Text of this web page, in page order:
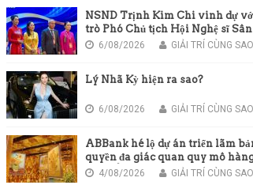
NSND Trịnh Kim Chi vinh dự
trò Phó Chủ tịch Hội Nghệ sĩ
Việt Nam
6/08/2026 GIẢI TRÍ CÙNG SAO
Lý Nhã Kỳ hiện ra sao?
6/08/2026 GIẢI TRÍ CÙNG SAO
ABBank hé lộ dự án triển lãm
quyền đa giác quan quy mô
châu Á
4/08/2026 GIẢI TRÍ CÙNG SAO